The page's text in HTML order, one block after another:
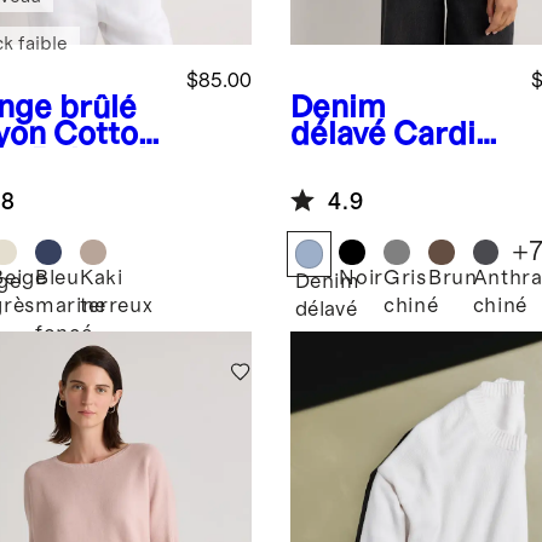
brûlé
Cotton
Sweater
$85.00
faible
Bleu
marine
foncé
Kaki
terreux
Denim
délavé Cardiga
cachemire de
Mongolie
4.9
Denim
délavé
NoirGris
chiné
Brun
chiné
+